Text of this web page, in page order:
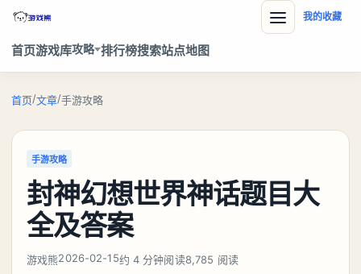
首页游戏库攻略 排行榜搜索站点地图
我的收藏
首页/文章/手游攻略
手游攻略
封神幻想世界神话题目大
全及答案
游戏熊2026-02-15约 4 分钟阅读8,785 阅读